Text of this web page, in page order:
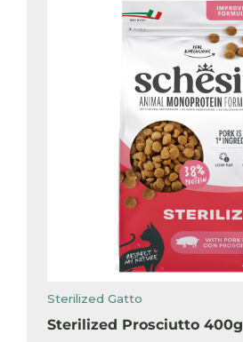
Sterilized Gatto
Sterilized Prosciutto 400g